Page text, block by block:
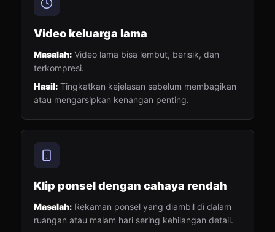
Video keluarga lama
Masalah: Video lama bisa lembut, berisik, dan
terkompresi.
Hasil: Tingkatkan kejelasan sebelum membagikan
atau mengarsipkan kenangan penting.
Klip ponsel dengan cahaya rendah
Masalah: Rekaman ponsel yang diambil di dalam
ruangan atau malam hari sering kehilangan detail.